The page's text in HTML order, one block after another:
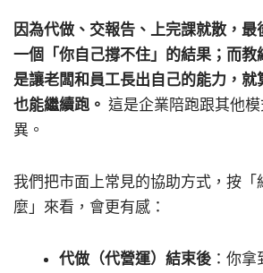
因為代做、交報告、上完課就散，
一個「你自己撐不住」的結果；而教
是讓老闆和員工長出自己的能力，就
也能繼續跑。 這是企業陪跑跟其他
異。
我們把市面上常見的協助方式，按「
麼」來看，會更有感：
代做（代營運）結束後 ：你